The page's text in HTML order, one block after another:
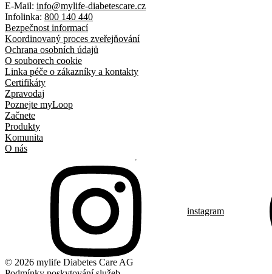
E-Mail: info@mylife-diabetescare.cz
Infolinka: 800 140 440
Bezpečnost informací
Koordinovaný proces zveřejňování
Ochrana osobních údajů
O souborech cookie
Linka péče o zákazníky a kontakty
Certifikáty
Zpravodaj
Poznejte myLoop
Začnete
Produkty
Komunita
O nás
instagram
© 2026 mylife Diabetes Care AG